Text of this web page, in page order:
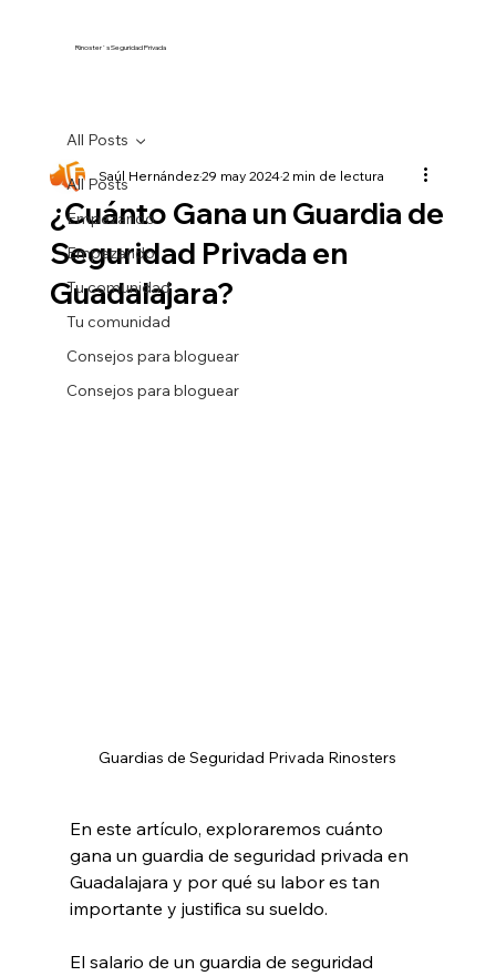
Rinoster´s Seguridad Privada
All Posts
Empezando
Empezando
Tu comunidad
Tu comunidad
Consejos para bloguear
Consejos para bloguear
All Posts
¿Cuánto Gana un Guardia de
Seguridad Privada en
Guadalajara?
Saúl Hernández29 may 20242 min de lectura
Guardias de Seguridad Privada Rinosters
En este artículo, exploraremos cuánto
gana un guardia de seguridad privada en
Guadalajara y por qué su labor es tan
importante y justifica su sueldo.
El salario de un guardia de seguridad